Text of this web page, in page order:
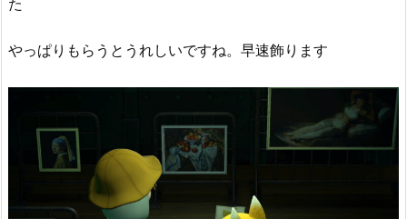
やっぱりもらうとうれしいですね。早速飾ります